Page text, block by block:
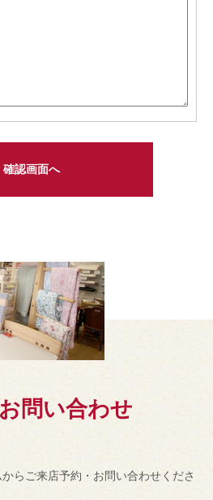
問い合わせ
らご来店予約・お問い合わせくださ